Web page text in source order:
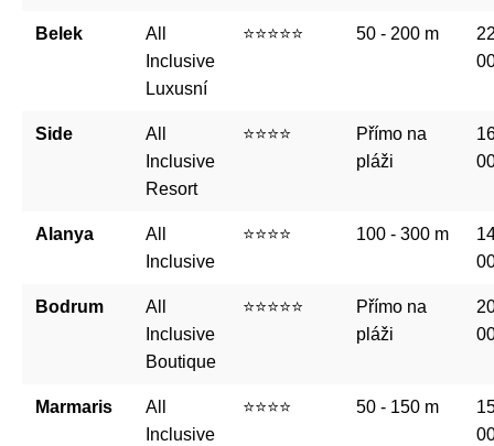
Belek
All
Inclusive
Luxusní
⭐⭐⭐⭐⭐ 50 - 200 m
Side
All
Inclusive
Resort
⭐⭐⭐⭐
Přímo na
pláži
Alanya
All
Inclusive
⭐⭐⭐⭐ 100 - 300 m
Bodrum
All
Inclusive
Boutique
⭐⭐⭐⭐⭐
Přímo na
pláži
Marmaris
All
Inclusive
⭐⭐⭐⭐ 50 - 150 m